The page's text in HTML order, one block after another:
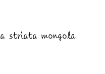
striata mongola